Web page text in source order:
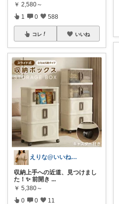
￥ 2,580～
1 0 588
コレ いいね
えりな@いいね100%バック💓
収納上手への近道、見つけまし
た！✨ 前開き ...
￥ 5,380～
0 0 11